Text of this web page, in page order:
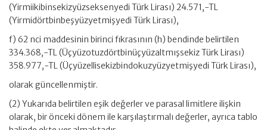
(Yirmiikibinsekizyüzseksenyedi Türk Lirası) 24.571,-TL
(Yirmidörtbinbeşyüzyetmişyedi Türk Lirası),
f) 62 nci maddesinin birinci fıkrasının (h) bendinde belirtilen
334.368,-TL (Üçyüzotuzdörtbinüçyüzaltmışsekiz Türk Lirası)
358.977,-TL (Üçyüzellisekizbindokuzyüzyetmişyedi Türk Lirası),
olarak güncellenmiştir.
(2) Yukarıda belirtilen eşik değerler ve parasal limitlere ilişkin
olarak, bir önceki dönem ile karşılaştırmalı değerler, ayrıca tablo